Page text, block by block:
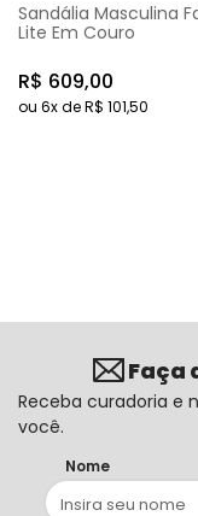
Sandália Masculina
Lite Em Couro
R$ 609,00
ou 6x deR$ 101,50
Faça
Receba curadoria e
você.
Nome